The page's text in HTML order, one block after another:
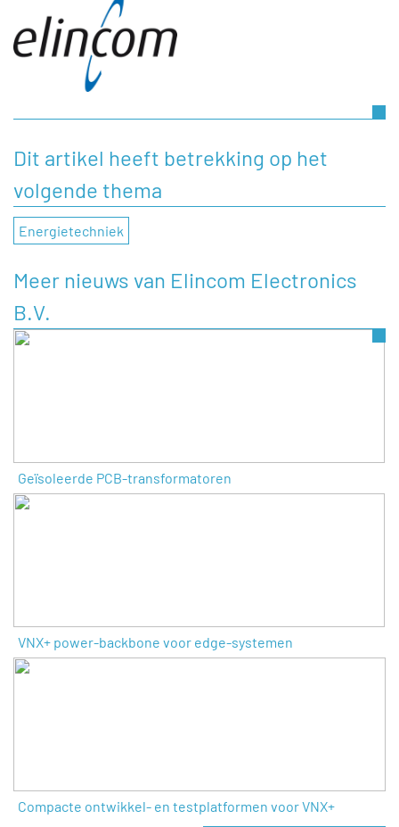
Dit artikel heeft betrekking op het
volgende thema
Energietechniek
Meer nieuws van Elincom Electronics
B.V.
Geïsoleerde PCB-transformatoren
VNX+ power-backbone voor edge-systemen
Compacte ontwikkel- en testplatformen voor VNX+